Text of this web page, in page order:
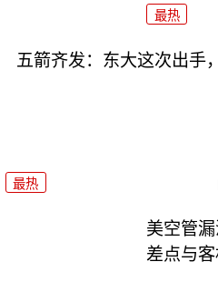
最热
五箭齐发：东大这次出手
最热
美空管
差点与